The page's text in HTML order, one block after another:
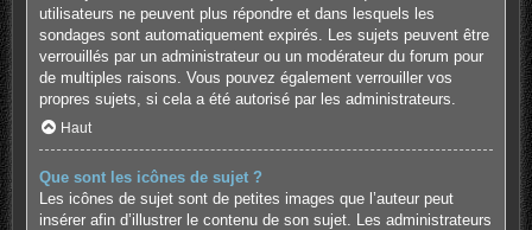
utilisateurs ne peuvent plus répondre et dans lesquels les
sondages sont automatiquement expirés. Les sujets peuvent être
verrouillés par un administrateur ou un modérateur du forum pour
de multiples raisons. Vous pouvez également verrouiller vos
propres sujets, si cela a été autorisé par les administrateurs.
Haut
Que sont les icônes de sujet ?
Les icônes de sujet sont de petites images que l’auteur peut
insérer afin d’illustrer le contenu de son sujet. Les administrateurs